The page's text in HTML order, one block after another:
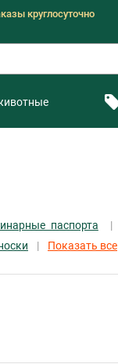
круглосуточно
паспорта
Показать все